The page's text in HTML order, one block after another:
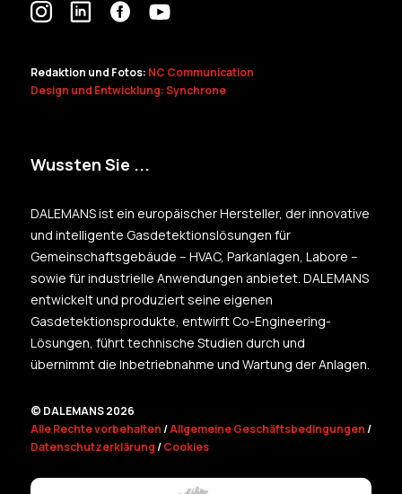
Redaktion und Fotos: NC Communication
Design und Entwicklung: Synchrone
Wussten Sie ...
DALEMANS ist ein europäischer Hersteller, der innovative
und intelligente Gasdetektionslösungen für
Gemeinschaftsgebäude – HVAC, Parkanlagen, Labore –
sowie für industrielle Anwendungen anbietet. DALEMANS
entwickelt und produziert seine eigenen
Gasdetektionsprodukte, entwirft Co-Engineering-
Lösungen, führt technische Studien durch und
übernimmt die Inbetriebnahme und Wartung der Anlagen.
© DALEMANS 2026
Alle Rechte vorbehalten/Allgemeine Geschäftsbedingungen/
Datenschutzerklärung/Cookies